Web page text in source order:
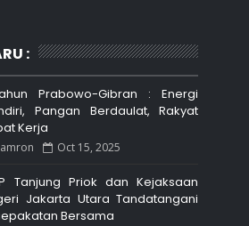
:
Prabowo-Gibran : Energi
Pangan Berdaulat, Rakyat
Kerja
Oct 15, 2025
Tanjung Priok dan Kejaksaan
Jakarta Utara Tandatangani
Bersama